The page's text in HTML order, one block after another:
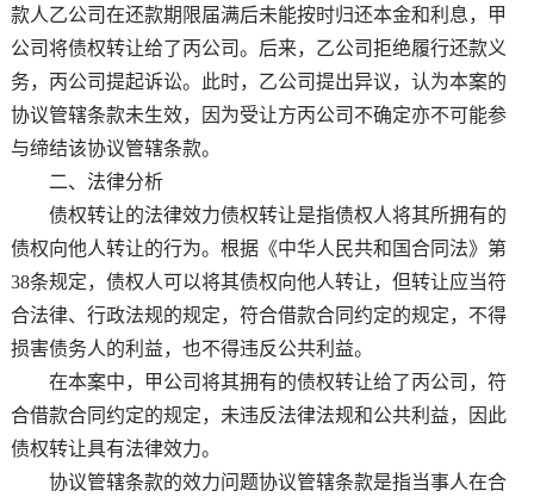
款人乙公司在还款期限届满后未能按时归还本金和利息，甲
公司将债权转让给了丙公司。后来，乙公司拒绝履行还款义
务，丙公司提起诉讼。此时，乙公司提出异议，认为本案的
协议管辖条款未生效，因为受让方丙公司不确定亦不可能参
与缔结该协议管辖条款。
二、法律分析
债权转让的法律效力债权转让是指债权人将其所拥有的
债权向他人转让的行为。根据《中华人民共和国合同法》第
38条规定，债权人可以将其债权向他人转让，但转让应当符
合法律、行政法规的规定，符合借款合同约定的规定，不得
损害债务人的利益，也不得违反公共利益。
在本案中，甲公司将其拥有的债权转让给了丙公司，符
合借款合同约定的规定，未违反法律法规和公共利益，因此
债权转让具有法律效力。
协议管辖条款的效力问题协议管辖条款是指当事人在合